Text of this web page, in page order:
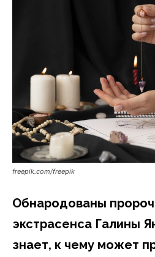
freepik.com/freepik
Обнародованы
экстрасенса Галины
знает, к чему может